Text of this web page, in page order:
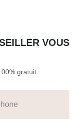
VOUS
gratuit